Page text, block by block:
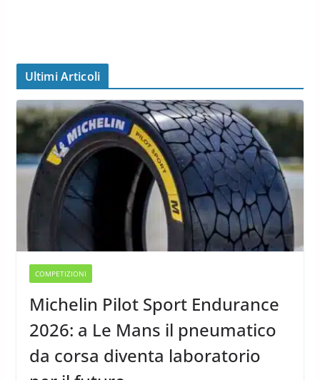
Ultimi Articoli
Michelin Pilot Sport Endurance